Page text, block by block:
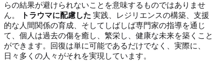
らの結果が避けられないことを意味するものではありませ
ん。
トラウマに配慮した 実践、レジリエンスの構築、支援
的な人間関係の育成、そしてしばしば専門家の指導を通じ
て、個人は過去の傷を癒し、繁栄し、健康な未来を築くこと
ができます。回復は単に可能であるだけでなく、実際に、
日々多くの人々がそれを実現しています。